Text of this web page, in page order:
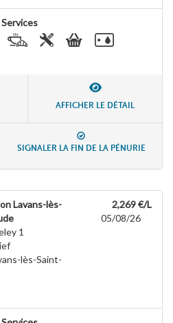
Services
AFFICHER LE DÉTAIL
SIGNALER LA FIN DE LA PÉNURIE
Lavans-lès-
1
lès-Saint-
2,269 €/L
05/08/26